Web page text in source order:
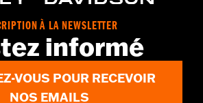
À LA NEWSLETTER
informé
VOUS POUR RECEVOIR
NOS EMAILS